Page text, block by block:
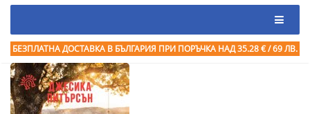
БЕЗПЛАТНА ДОСТАВКА В БЪЛГАРИЯ ПРИ ПОРЪЧКА НАД 35.28 € / 69 ЛВ.